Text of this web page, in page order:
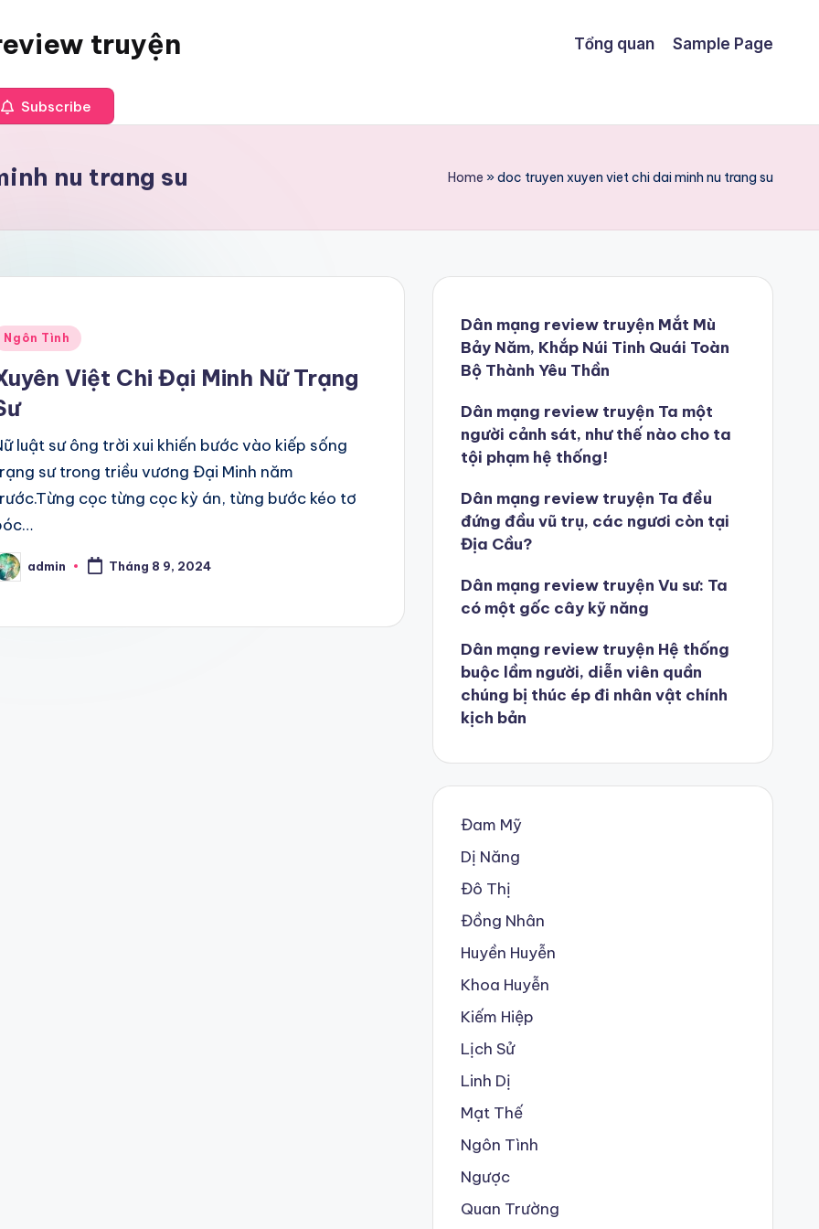
truyện Tổng quan Sample Page
Subscribe
nu trang su Home »doc truyen xuyen viet chi dai minh nu trang su
Ngôn Tình
Việt Chi Đại Minh Nữ Trạng
luật sư ông trời xui khiến bước vào kiếp sống
sư trong triều vương Đại Minh năm
cọc từng cọc kỳ án, từng bước kéo tơ
admin Tháng 8 9, 2024
Dân mạng review truyện Mắt Mù
Bảy Năm, Khắp Núi Tinh Quái Toàn
Bộ Thành Yêu Thần
Dân mạng review truyện Ta một
người cảnh sát, như thế nào cho ta
tội phạm hệ thống!
Dân mạng review truyện Ta đều
đứng đầu vũ trụ, các ngươi còn tại
Địa Cầu?
Dân mạng review truyện Vu sư: Ta
có một gốc cây kỹ năng
Dân mạng review truyện Hệ thống
buộc lầm người, diễn viên quần
chúng bị thúc ép đi nhân vật chính
kịch bản
Đam Mỹ
Dị Năng
Đô Thị
Đồng Nhân
Huyền Huyễn
Khoa Huyễn
Kiếm Hiệp
Lịch Sử
Linh Dị
Mạt Thế
Ngôn Tình
Ngược
Quan Trường